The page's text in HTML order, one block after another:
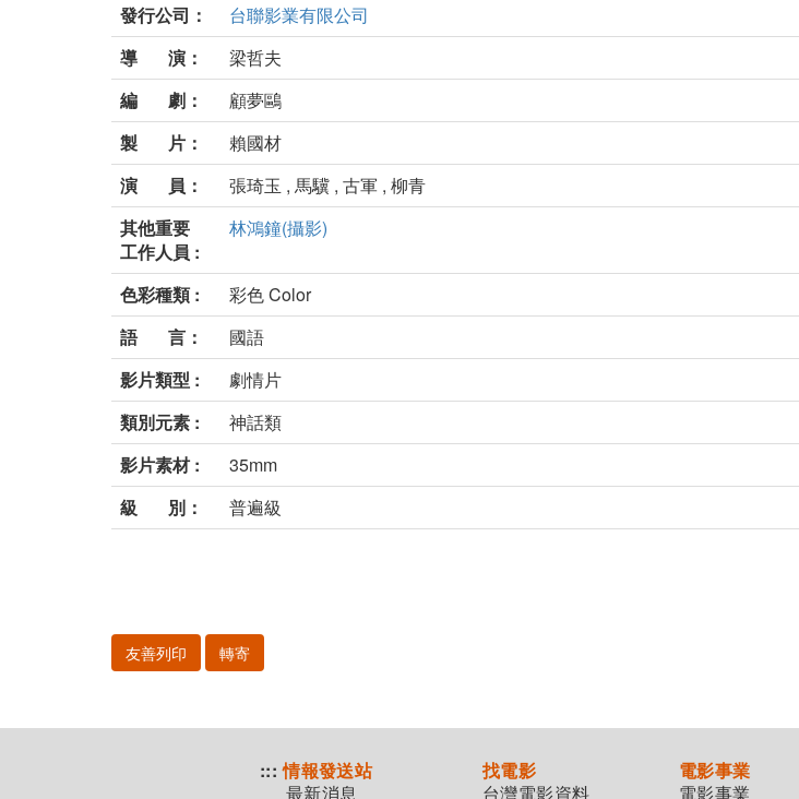
發行公司：
台聯影業有限公司
導 演：
梁哲夫
編 劇：
顧夢鷗
製 片：
賴國材
演 員：
張琦玉 , 馬驥 , 古軍 , 柳青
其他重要
工作人員 :
林鴻鐘(攝影)
色彩種類 :
彩色 Color
語 言：
國語
影片類型 :
劇情片
類別元素 :
神話類
影片素材 :
35mm
級 別：
普遍級
友善列印 轉寄
::: 情報發送站
最新消息
找電影
台灣電影資料
電影事業
電影事業